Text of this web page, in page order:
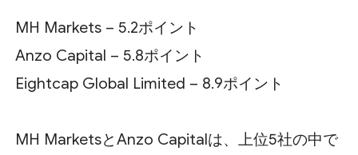
MH Markets – 5.2ポイント
Anzo Capital – 5.8ポイント
Eightcap Global Limited – 8.9ポイント
MH MarketsとAnzo Capitalは、上位5社の中で